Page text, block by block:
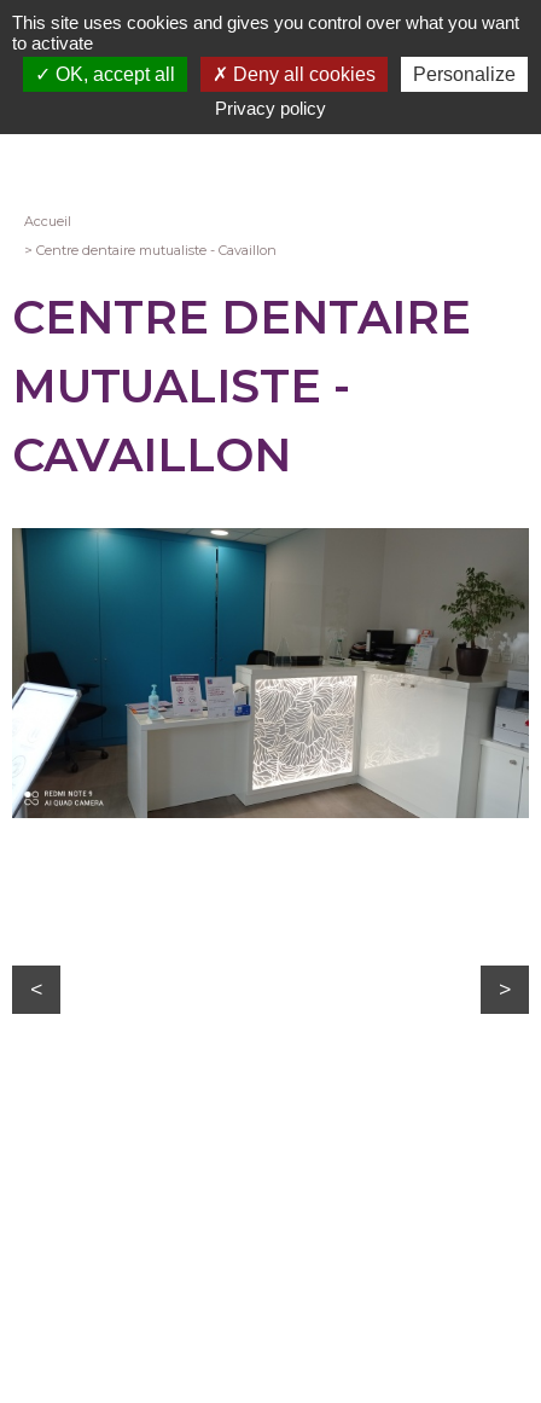
Aller
au
contenu
Fil
Accueil
Centre dentaire mutualiste - Cavaillon
CENTRE DENTAIRE
MUTUALISTE -
CAVAILLON
This site uses cookies and gives you control over what you want
to activate
OK, accept all
Deny all cookies
Personalize
Privacy policy